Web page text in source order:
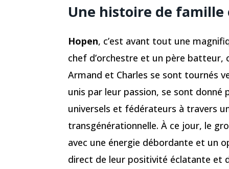
Une histoire de famille
Hopen, c’est avant tout une
chef d’orchestre et un père batteur,
Armand et Charles se sont tournés
unis par leur passion, se sont
universels et fédérateurs à travers
transgénérationnelle. À ce jour, le
avec une énergie débordante et un
direct de leur positivité éclatante et